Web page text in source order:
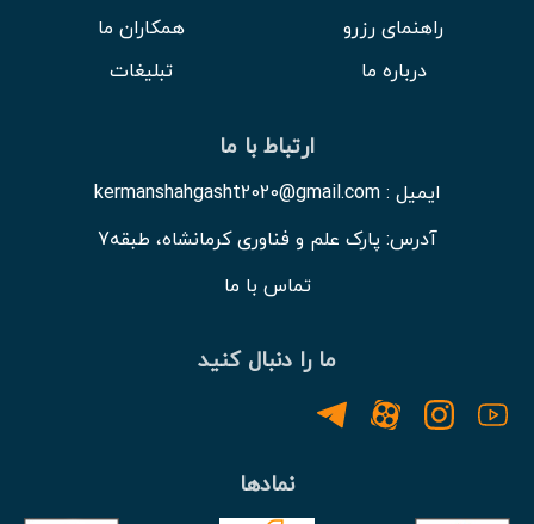
راهنمای رزرو
درباره ما
همکاران ما
تبلیغات
ارتباط با ما
ایمیل : kermanshahgasht2020@gmail.com
آدرس: پارک علم و فناوری کرمانشاه، طبقه7
تماس با ما
ما را دنبال کنید
نمادها